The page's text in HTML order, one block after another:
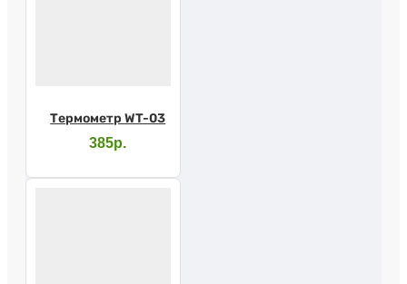
Термометр WT-03
385р.